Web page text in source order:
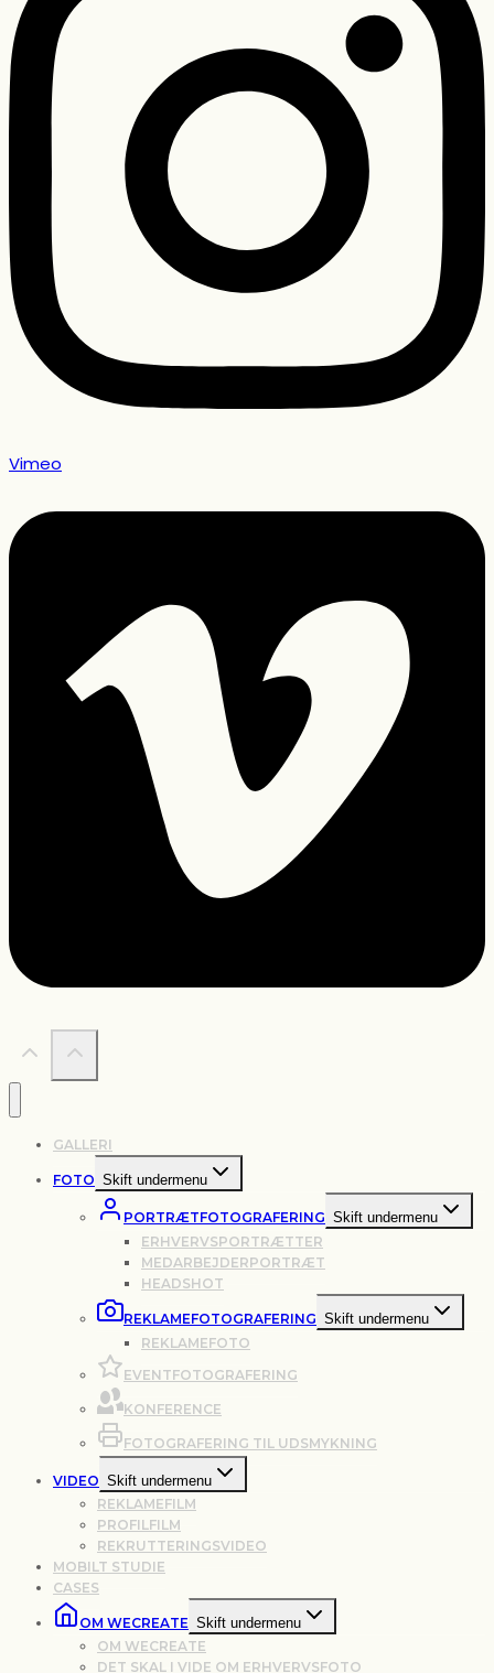
Vimeo
GALLERI
FOTO Skift undermenu
PORTRÆTFOTOGRAFERING Skift undermenu
ERHVERVSPORTRÆTTER
MEDARBEJDERPORTRÆT
HEADSHOT
REKLAMEFOTOGRAFERING Skift undermenu
REKLAMEFOTO
EVENTFOTOGRAFERING
KONFERENCE
FOTOGRAFERING TIL UDSMYKNING
VIDEO Skift undermenu
REKLAMEFILM
PROFILFILM
REKRUTTERINGSVIDEO
MOBILT STUDIE
CASES
OM WECREATE Skift undermenu
OM WECREATE
DET SKAL I VIDE OM ERHVERVSFOTO